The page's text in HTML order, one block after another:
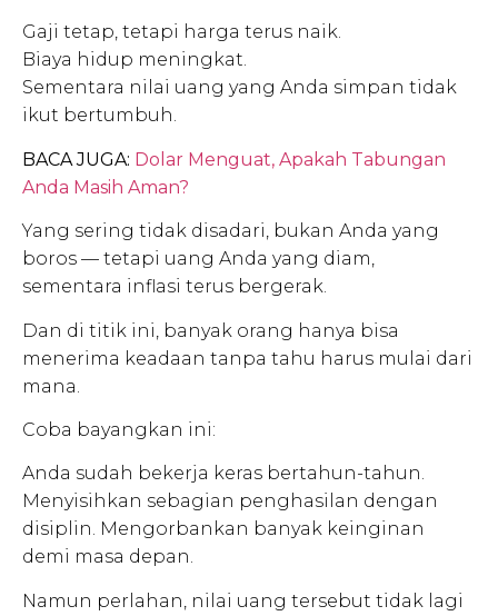
Gaji tetap, tetapi harga terus naik.
Biaya hidup meningkat.
Sementara nilai uang yang Anda simpan tidak
ikut bertumbuh.
BACA JUGA: Dolar Menguat, Apakah Tabungan
Anda Masih Aman?
Yang sering tidak disadari, bukan Anda yang
boros — tetapi uang Anda yang diam,
sementara inflasi terus bergerak.
Dan di titik ini, banyak orang hanya bisa
menerima keadaan tanpa tahu harus mulai dari
mana.
Coba bayangkan ini:
Anda sudah bekerja keras bertahun-tahun.
Menyisihkan sebagian penghasilan dengan
disiplin. Mengorbankan banyak keinginan
demi masa depan.
Namun perlahan, nilai uang tersebut tidak lagi